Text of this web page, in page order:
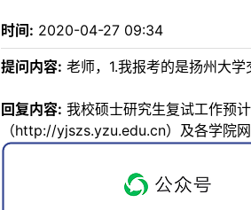
时间: 2020-04-27 09:34
提问内容: 老师，1.我报考的是扬州大
回复内容: 我校硕士研究生复试工作预
（http://yjszs.yzu.edu.cn）及各学院网